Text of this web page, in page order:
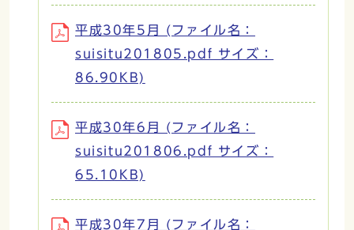
平成30年5月 (ファイル名：
suisitu201805.pdf サイズ：
86.90KB)
平成30年6月 (ファイル名：
suisitu201806.pdf サイズ：
65.10KB)
平成30年7月 (ファイル名：